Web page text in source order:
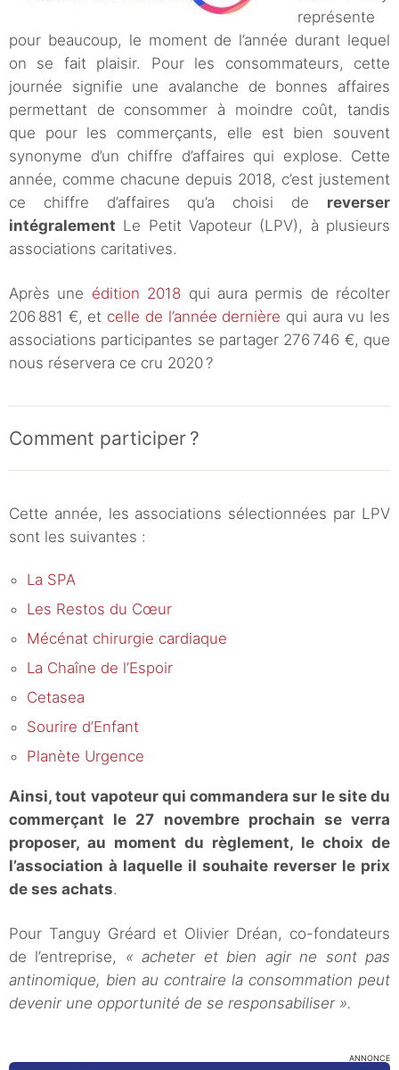
représente
pour beaucoup, le moment de l’année durant lequel
on se fait plaisir. Pour les consommateurs, cette
journée signifie une avalanche de bonnes affaires
permettant de consommer à moindre coût, tandis
que pour les commerçants, elle est bien souvent
synonyme d’un chiffre d’affaires qui explose. Cette
année, comme chacune depuis 2018, c’est justement
ce chiffre d’affaires qu’a choisi de reverser
intégralement Le Petit Vapoteur (LPV), à plusieurs
associations caritatives.
Après une édition 2018 qui aura permis de récolter
206 881 €, et celle de l’année dernière qui aura vu les
associations participantes se partager 276 746 €, que
nous réservera ce cru 2020 ?
Comment participer ?
Cette année, les associations sélectionnées par LPV
sont les suivantes :
La SPA
Les Restos du Cœur
Mécénat chirurgie cardiaque
La Chaîne de l’Espoir
Cetasea
Sourire d’Enfant
Planète Urgence
Ainsi, tout vapoteur qui commandera sur le site du
commerçant le 27 novembre prochain se verra
proposer, au moment du règlement, le choix de
l’association à laquelle il souhaite reverser le prix
de ses achats.
Pour Tanguy Gréard et Olivier Dréan, co-fondateurs
de l’entreprise, « acheter et bien agir ne sont pas
antinomique, bien au contraire la consommation peut
devenir une opportunité de se responsabiliser ».
ANNONCE